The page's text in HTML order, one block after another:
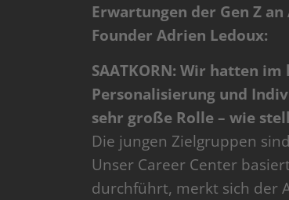
Erwartungen der Gen Z
Founder Adrien Ledoux:
SAATKORN: Wir hatten
Personalisierung und
sehr große Rolle – wie
Die jungen Zielgruppen
Unser Career Center
durchführt, merkt sich der